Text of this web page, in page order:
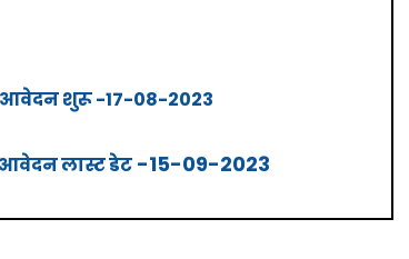
आवेदनशुरू -17-08-2023
आवेदनलास्टडेट -15-09-2023